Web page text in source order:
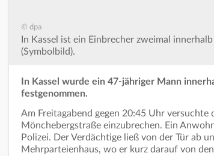
© dpa
In Kassel ist ein Einbrecher zweimal
(Symbolbild).
In Kassel wurde ein 47-jähriger Mann
festgenommen.
Am Freitagabend gegen 20:45 Uhr
Mönchebergstraße einzubrechen. Ein
Polizei. Der Verdächtige ließ von der Tür ab
Mehrparteienhaus, wo er kurz darauf von